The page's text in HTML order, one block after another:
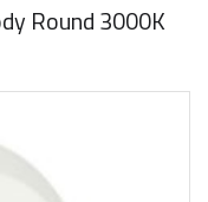
Round 3000K